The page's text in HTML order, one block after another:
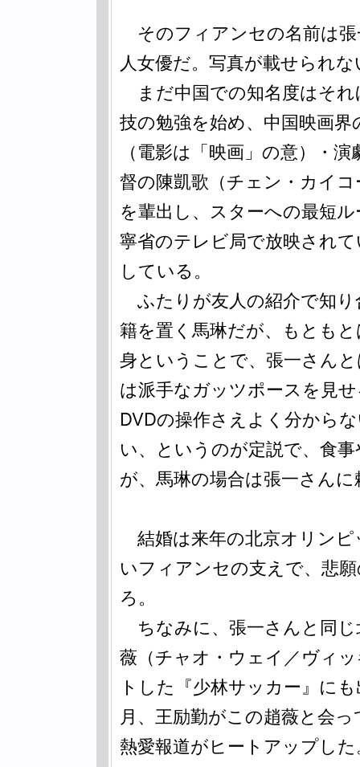
そのフィアンセの名前は張
人女優だ。写真が載せられ
まだ中国での知名度はそ
技の勉強を始め、中国映画
（電影は「映画」の意）・
督の陳凱歌（チェン・カイ
を輩出し、スターへの最短
寧省のテレビ局で放映され
している。
ふたりが友人の紹介で知
籍を置く馬琳だが、もとも
身ということで、張一さん
は派手なガッツポースを見
DVDの操作さえよく分から
い、というのが定説で、食
が、馬琳の場合は張一さん
結婚は来年の北京オリンピ
いフィアンセの支えで、悲
ろ。
ちなみに、張一さんと同じ
薇（チャオ・ウェイ／ヴィ
トした『少林サッカー』に
月、王励勤がこの趙薇と会
熱愛報道がヒートアップし